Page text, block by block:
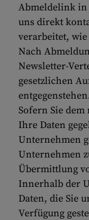
Abmeldelink in
uns direkt
verarbeitet,
Nach
Newsletter-
gesetzlichen
Sofern Sie
Ihre Daten
Unternehmen
Unternehmen
Übermittlung
Innerhalb der
Daten, die Sie
Verfügung